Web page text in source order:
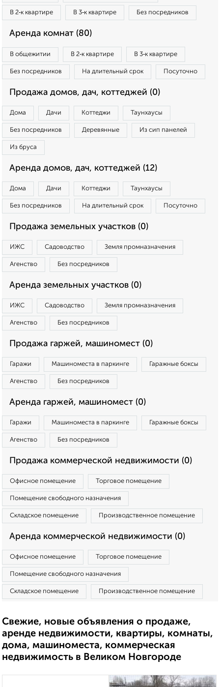
В 2‑к квартире В 3‑к квартире Без посредников
Аренда комнат (80)
В общежитии В 2‑к квартире В 3‑к квартире
Без посредников На длительный срок Посуточно
Продажа домов, дач, коттеджей (0)
Дома Дачи Коттеджи Таунхаусы
Без посредников Деревянные Из сип панелей
Из бруса
Аренда домов, дач, коттеджей (12)
Дома Дачи Коттеджи Таунхаусы
Без посредников На длительный срок Посуточно
Продажа земельных участков (0)
ИЖС Садоводство Земля промназначения
Агенство Без посредников
Аренда земельных участков (0)
ИЖС Садоводство Земля промназначения
Агенство Без посредников
Продажа гаржей, машиномест (0)
Гаражи Машиноместа в паркинге Гаражные боксы
Агенство Без посредников
Аренда гаржей, машиномест (0)
Гаражи Машиноместа в паркинге Гаражные боксы
Агенство Без посредников
Продажа коммерческой недвижимости (0)
Офисное помещение Торговое помещение
Помещение свободного назначения
Складское помещение Производственное помещение
Аренда коммерческой недвижимости (0)
Офисное помещение Торговое помещение
Помещение свободного назначения
Складское помещение Производственное помещение
Свежие, новые объявления о продаже,
аренде недвижимости, квартиры, комнаты,
дома, машиноместа, коммерческая
недвижимость в Великом Новгороде